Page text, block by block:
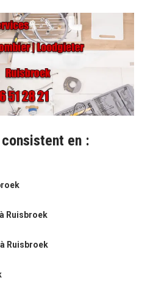
en :
Ruisbroek
Ruisbroek